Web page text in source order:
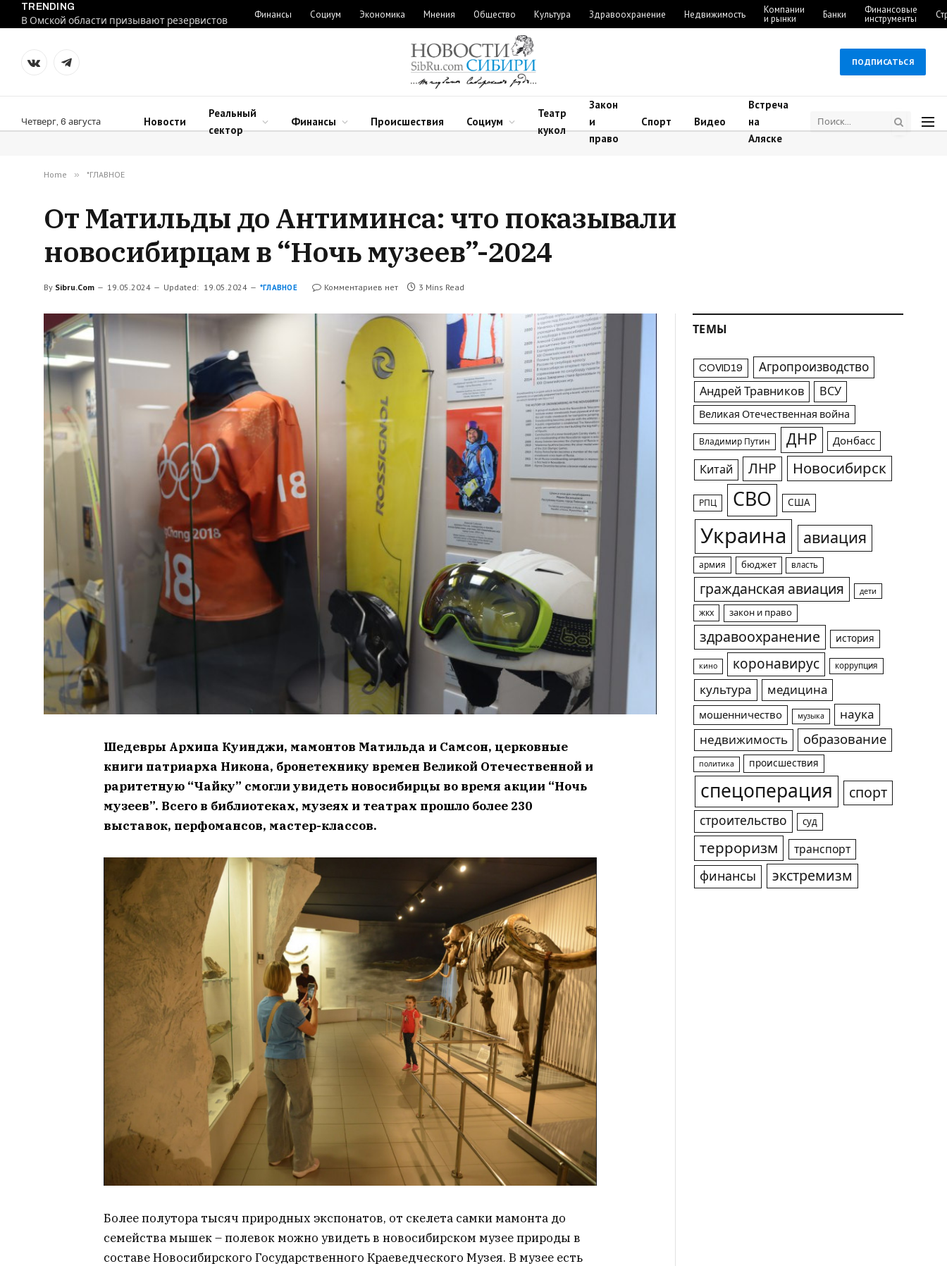
TRENDING
В Омской области призывают резервистов
Финансы Социум Экономика Мнения Общество Культура Здравоохранение Недвижимость Компании
и рынки Банки Финансовые
инструменты
VKontakteTelegram
ПОДПИСАТЬСЯ
Четверг, 6 августа Новости
Реальный
сектор
Финансы Происшествия Социум
Театр
кукол
Закон
и
право
Спорт Видео
Встреча
на
Аляске
Home » *ГЛАВНОЕ
От Матильды до Антиминса: что показывали
новосибирцам в “Ночь музеев”-2024
By Sibru.Com 19.05.2024 Updated: 19.05.2024 *ГЛАВНОЕ Комментариев нет 3 Mins Read
Шедевры Архипа Куинджи, мамонтов Матильда и Самсон, церковные
книги патриарха Никона, бронетехнику времен Великой Отечественной и
раритетную “Чайку” смогли увидеть новосибирцы во время акции “Ночь
музеев”. Всего в библиотеках, музеях и театрах прошло более 230
выставок, перфомансов, мастер-классов.
Более полутора тысяч природных экспонатов, от скелета самки мамонта до
семейства мышек – полевок можно увидеть в новосибирском музее природы в
составе Новосибирского Государственного Краеведческого Музея. В музее есть
ТЕМЫ
COVID19 Агропроизводство
Андрей Травников ВСУ
Великая Отечественная война
Владимир Путин ДНР Донбасс
Китай ЛНР Новосибирск
РПЦ СВО США
Украина авиация
армия бюджет власть
гражданская авиация дети
жкх закон и право
здравоохранение история
кино коронавирус коррупция
культура медицина
мошенничество музыка
наука
недвижимость
образование
политика происшествия
спецоперация спорт
строительство суд
терроризм транспорт
финансы экстремизм